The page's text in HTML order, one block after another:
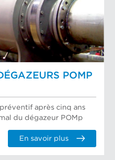
POMP
après cinq ans
du dégazeur POMp
En savoir plus